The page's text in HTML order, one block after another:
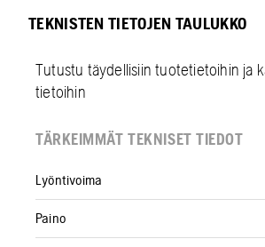
TEKNISTEN TIETOJEN TAULUKKO
Tutustu täydellisiin tuotetietoihin ja
tietoihin
TÄRKEIMMÄT TEKNISET TIEDOT
Lyöntivoima
Paino